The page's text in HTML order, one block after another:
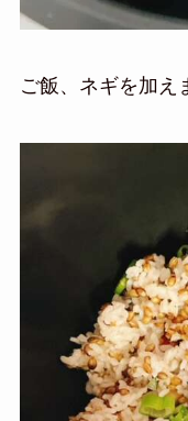
ご飯、ネギを加え